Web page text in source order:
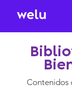
Contenidos